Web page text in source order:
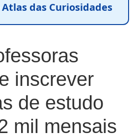
Atlas das Curiosidades
inscrever
de estudo
mil mensais